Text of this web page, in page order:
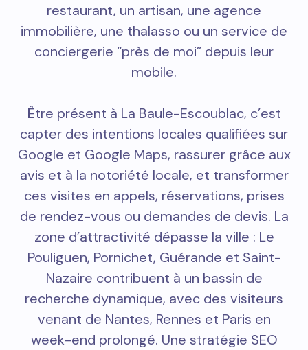
restaurant, un artisan, une agence
immobilière, une thalasso ou un service de
conciergerie “près de moi” depuis leur
mobile.
Être présent à La Baule-Escoublac, c’est
capter des intentions locales qualifiées sur
Google et Google Maps, rassurer grâce aux
avis et à la notoriété locale, et transformer
ces visites en appels, réservations, prises
de rendez-vous ou demandes de devis. La
zone d’attractivité dépasse la ville : Le
Pouliguen, Pornichet, Guérande et Saint-
Nazaire contribuent à un bassin de
recherche dynamique, avec des visiteurs
venant de Nantes, Rennes et Paris en
week-end prolongé. Une stratégie SEO